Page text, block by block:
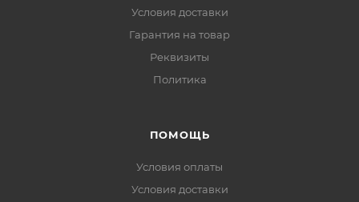
Условия доставки
Гарантия на товар
Реквизиты
Политика
ПОМОЩЬ
Условия оплаты
Условия доставки